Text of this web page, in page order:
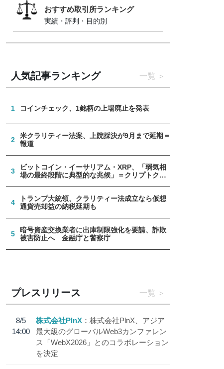
おすすめ取引所ランキング
実績・評判・目的別
人気記事ランキング 一覧
1 コインチェック、1銘柄の上場廃止を発表
2
米クラリティー法案、上院採決が9月まで延期＝
報道
3
ビットコイン・イーサリアム・XRP、「弱気相
場の最終段階に典型的な兆候」＝クリプトクア
4
トランプ大統領、クラリティー法成立なら仮想
通貨売却益の納税延期も
5
暗号資産交換業者に出庫制限強化を要請、詐欺
被害防止へ 金融庁と警察庁
プレスリリース 一覧
8/5
14:00
株式会社PlnX
株式会社PlnX、アジア
最大級のグローバルWeb3カンファレン
ス「WebX2026」とのコラボレーション
を決定